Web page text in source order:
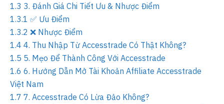
1.3 3. Đánh Giá Chi Tiết Ưu & Nhược Điểm
1.3.1 ✅ Ưu Điểm
1.3.2 ❌ Nhược Điểm
1.4 4. Thu Nhập Từ Accesstrade Có Thật Không?
1.5 5. Mẹo Để Thành Công Với Accesstrade
1.6 6. Hướng Dẫn Mở Tài Khoản Affiliate Accesstrade
Việt Nam
1.7 7. Accesstrade Có Lừa Đảo Không?